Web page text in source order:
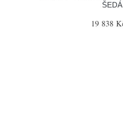
ŠEDÁ
19 838